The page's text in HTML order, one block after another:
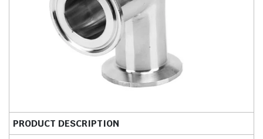
PRODUCT DESCRIPTION